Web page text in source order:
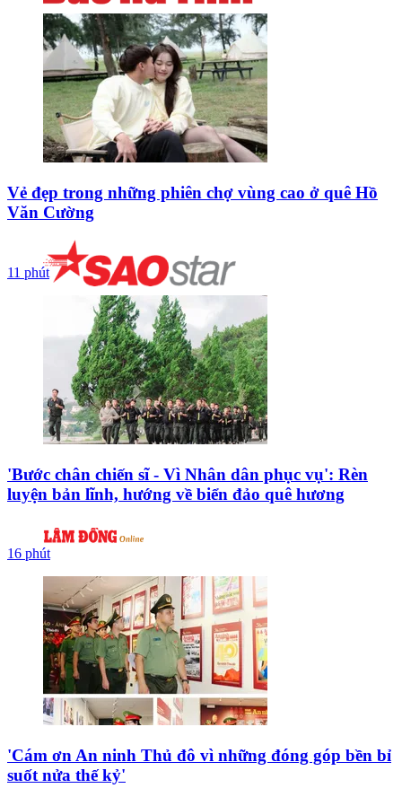
Vẻ đẹp trong những phiên chợ vùng cao ở quê Hồ
Văn Cường
11 phút
'Bước chân chiến sĩ - Vì Nhân dân phục vụ': Rèn
luyện bản lĩnh, hướng về biển đảo quê hương
16 phút
'Cám ơn An ninh Thủ đô vì những đóng góp bền bỉ
suốt nửa thế kỷ'